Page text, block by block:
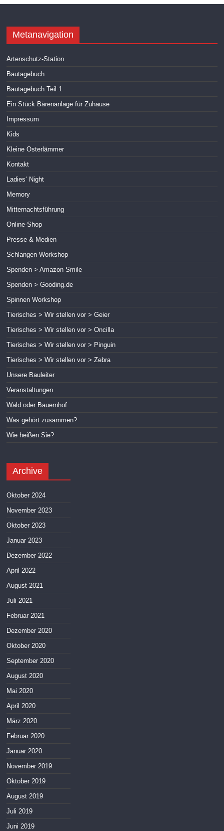
Metanavigation
Artenschutz-Station
Bautagebuch
Bautagebuch Teil 1
Ein Stück Bärenanlage für Zuhause
Impressum
Kids
Kleine Osterlämmer
Kontakt
Ladies‘ Night
Memory
Mitternachtsführung
Online-Shop
Presse & Medien
Schlangen Workshop
Spenden > Amazon Smile
Spenden > Gooding.de
Spinnen Workshop
Tierisches > Wir stellen vor > Geier
Tierisches > Wir stellen vor > Oncilla
Tierisches > Wir stellen vor > Pinguin
Tierisches > Wir stellen vor > Zebra
Unsere Bauleiter
Veranstaltungen
Wald oder Bauernhof
Was gehört zusammen?
Wie heißen Sie?
Archive
Oktober 2024
November 2023
Oktober 2023
Januar 2023
Dezember 2022
April 2022
August 2021
Juli 2021
Februar 2021
Dezember 2020
Oktober 2020
September 2020
August 2020
Mai 2020
April 2020
März 2020
Februar 2020
Januar 2020
November 2019
Oktober 2019
August 2019
Juli 2019
Juni 2019